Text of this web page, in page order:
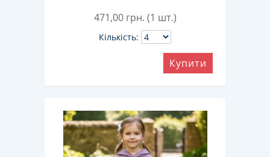
471,00 грн. (1 шт.)
Кількість:
Купити